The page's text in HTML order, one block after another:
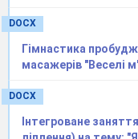
DOCX
Гімнастика
масажерів "Веселі
DOCX
Інтегроване